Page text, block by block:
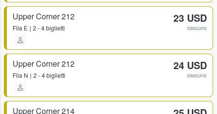
Upper Corner 212
Fila E 2 - 4 biglietti
23 USD
ciascuno
Upper Corner 212
Fila N 2 - 4 biglietti
24 USD
ciascuno
Upper Corner 214